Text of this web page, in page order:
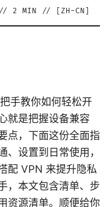
2 MIN // [ ZH-CN
手教你如何轻松开
就是把握设备兼容
点，下面这份全面指
、设置到日常使用，
配 VPN 来提升隐私
，本文包含清单、步
资源清单。顺便给你